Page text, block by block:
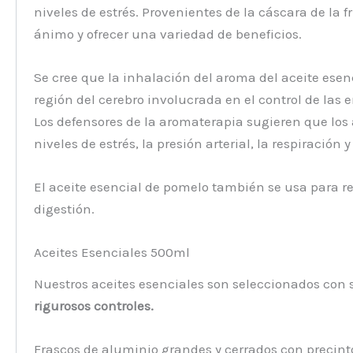
niveles de estrés. Provenientes de la cáscara de
ánimo y ofrecer una variedad de beneficios.
Se cree que la inhalación del aroma del aceite
región del cerebro involucrada en el control de las
Los defensores de la aromaterapia sugieren que
niveles de estrés, la presión arterial, la respiración
El aceite esencial de pomelo también se usa para
digestión.
Aceites Esenciales 500ml
Nuestros aceites esenciales son seleccionados
rigurosos controles.
Frascos de aluminio grandes y cerrados con